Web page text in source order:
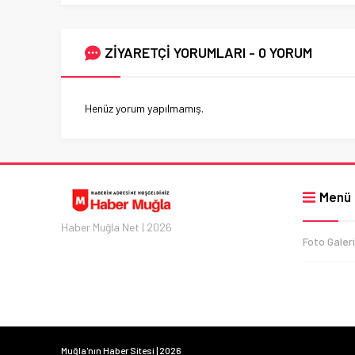
ZİYARETÇİ YORUMLARI - 0 YORUM
Henüz yorum yapılmamış.
Haber Muğla Net | 2026
Menü
Foto Galeri
Muğla'nın Haber Sitesi | 2026